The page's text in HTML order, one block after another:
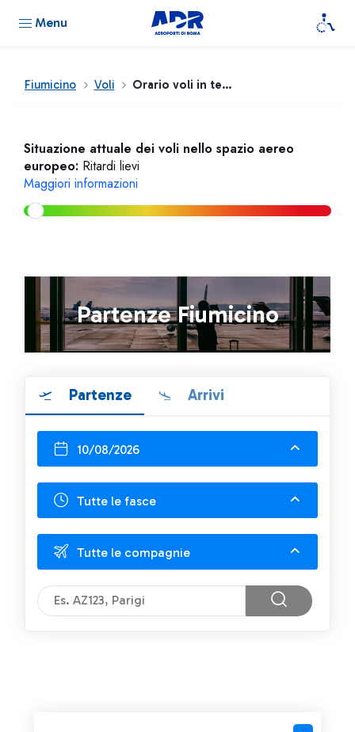
Menu
Fiumicino Voli Orario voli in tempo reale
Situazione attuale dei voli nello spazio aereo
europeo: Ritardi lievi
Maggiori informazioni
Partenze Fiumicino
Partenze Arrivi
10/08/2026
Tutte le fasce
Tutte le compagnie